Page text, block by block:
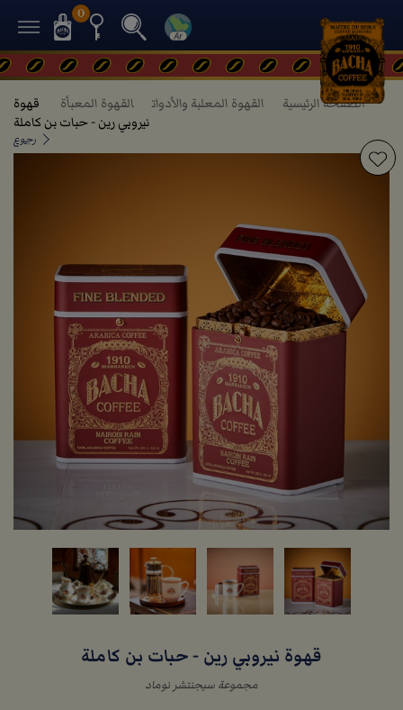
0
الصفحة الرئيسية القهوة المعلبة والأدوات القهوة المعبأة
قهوة
نيروبي رين - حبات بن كاملة
رجوع
قهوة نيروبي رين - حبات بن كاملة
مجموعة سيجنتشر نوماد